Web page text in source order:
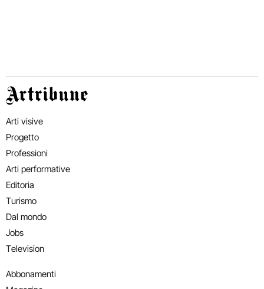
Artribune
Arti visive
Progetto
Professioni
Arti performative
Editoria
Turismo
Dal mondo
Jobs
Television
Abbonamenti